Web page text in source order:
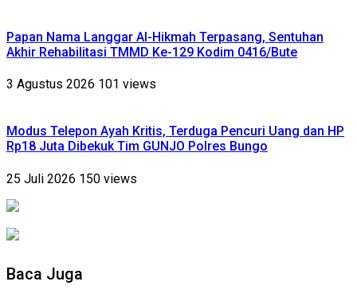
Papan Nama Langgar Al-Hikmah Terpasang, Sentuhan
Akhir Rehabilitasi TMMD Ke-129 Kodim 0416/Bute
3 Agustus 2026 101 views
Modus Telepon Ayah Kritis, Terduga Pencuri Uang dan HP
Rp18 Juta Dibekuk Tim GUNJO Polres Bungo
25 Juli 2026 150 views
Baca Juga